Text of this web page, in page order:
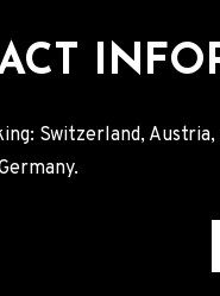
Switzerland,